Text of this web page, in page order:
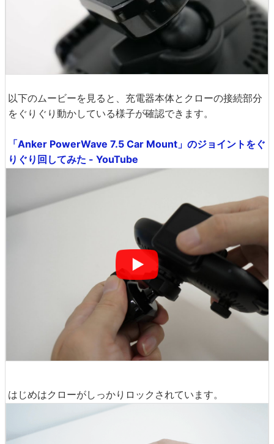
以下のムービーを見ると、充電器本体とクローの接続部分
をぐりぐり動かしている様子が確認できます。
「Anker PowerWave 7.5 Car Mount」のジョイントをぐ
りぐり回してみた - YouTube
はじめはクローがしっかりロックされています。